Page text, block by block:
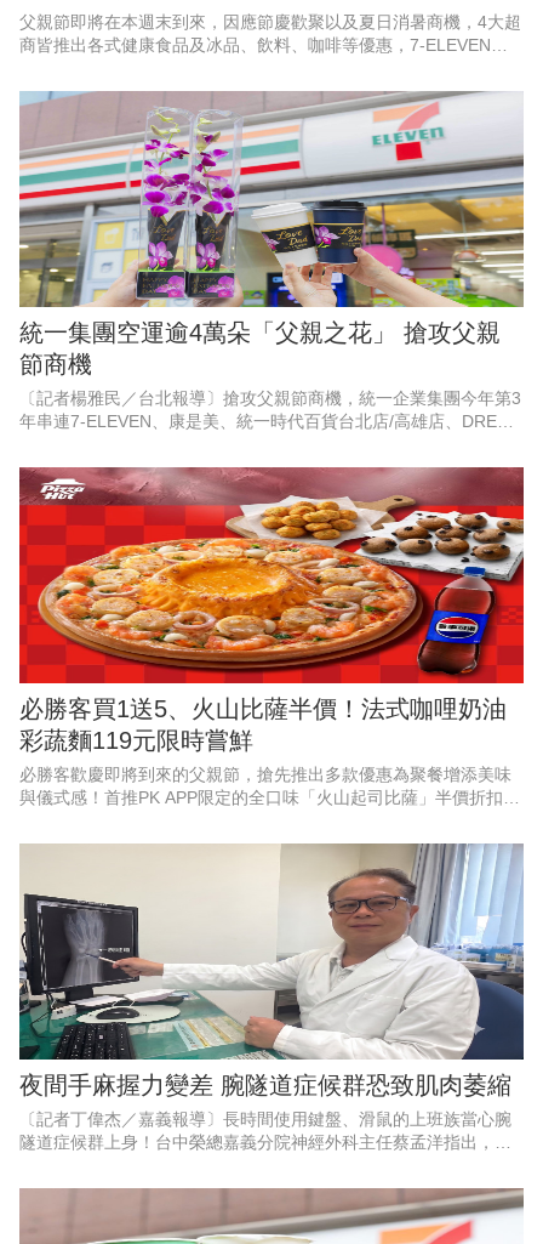
父親節即將在本週末到來，因應節慶歡聚以及夏日消暑商機，4大超
商皆推出各式健康食品及冰品、飲料、咖啡等優惠，7-ELEVEN聯
定芋頭品項買一
統一集團空運逾4萬朵「父親之花」 搶攻父親
節商機
〔記者楊雅民／台北報導〕搶攻父親節商機，統一企業集團今年第3
年串連7-ELEVEN、康是美、統一時代百貨台北店/高雄店、DREAM
牌，空
必勝客買1送5、火山比薩半價！法式咖哩奶油
彩蔬麵119元限時嘗鮮
必勝客歡慶即將到來的父親節，搶先推出多款優惠為聚餐增添美味
與儀式感！首推PK APP限定的全口味「火山起司比薩」半價折扣，
爸發餐」等套
夜間手麻握力變差 腕隧道症候群恐致肌肉萎縮
〔記者丁偉杰／嘉義報導〕長時間使用鍵盤、滑鼠的上班族當心腕
隧道症候群上身！台中榮總嘉義分院神經外科主任蔡孟洋指出，腕
顯，嚴重者甚至可能出現肌肉